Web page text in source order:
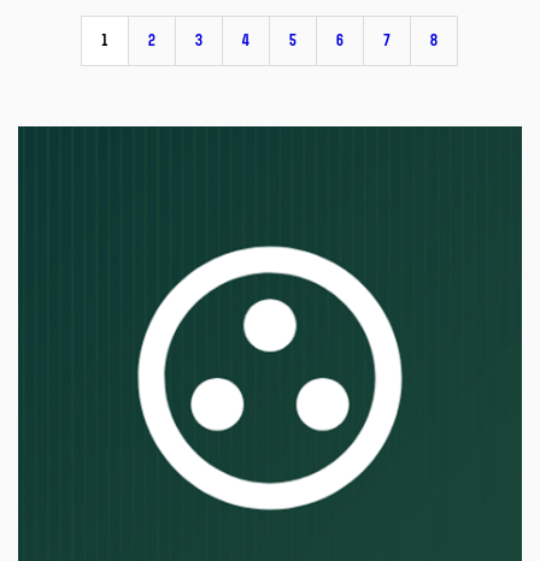
1 2 3 4 5 6 7 8
Budování odolné digitální
společnosti vyžaduje spolupráci, a
to napříč obory, sektory i státy.